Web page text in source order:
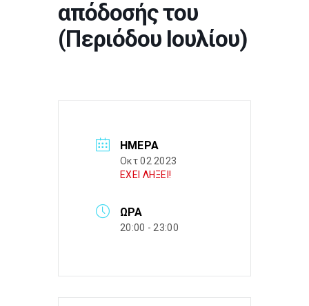
απόδοσής του
(Περιόδου Ιουλίου)
ΗΜΈΡΑ
Οκτ 02 2023
ΕΧΕΙ ΛΗΞΕΙ!
ΏΡΑ
20:00 - 23:00